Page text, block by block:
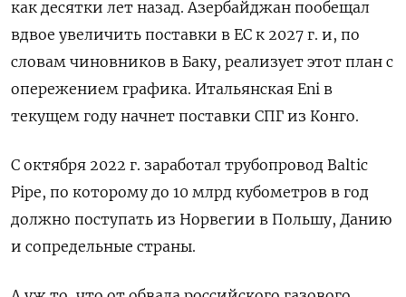
как десятки лет назад. Азербайджан пообещал
вдвое увеличить поставки в ЕС к 2027 г. и, по
словам чиновников в Баку, реализует этот план с
опережением графика. Итальянская Eni в
текущем году начнет поставки СПГ из Конго.
С октября 2022 г. заработал трубопровод Baltic
Pipe, по которому до 10 млрд кубометров в год
должно поступать из Норвегии в Польшу, Данию
и сопредельные страны.